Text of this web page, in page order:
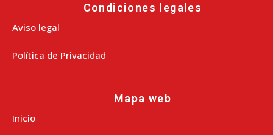
Condiciones legales
Aviso legal
Política de Privacidad
Mapa web
Inicio